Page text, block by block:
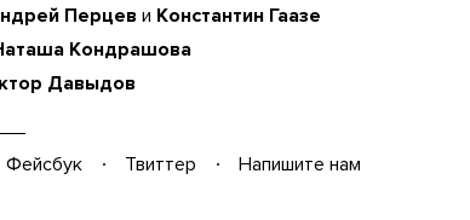
Перцев и Константин Гаазе
Кондрашова
Давыдов
Фейсбук Твиттер Напишите нам